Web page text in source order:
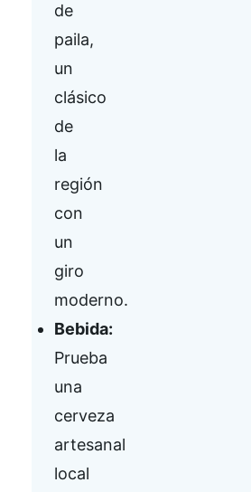
de
paila,
un
clásico
de
la
región
con
un
giro
moderno.
Bebida:
Prueba
una
cerveza
artesanal
local